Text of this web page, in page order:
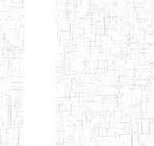
Afficher
ENIEG PRIVEE
LAIQUE
PEKEKUE